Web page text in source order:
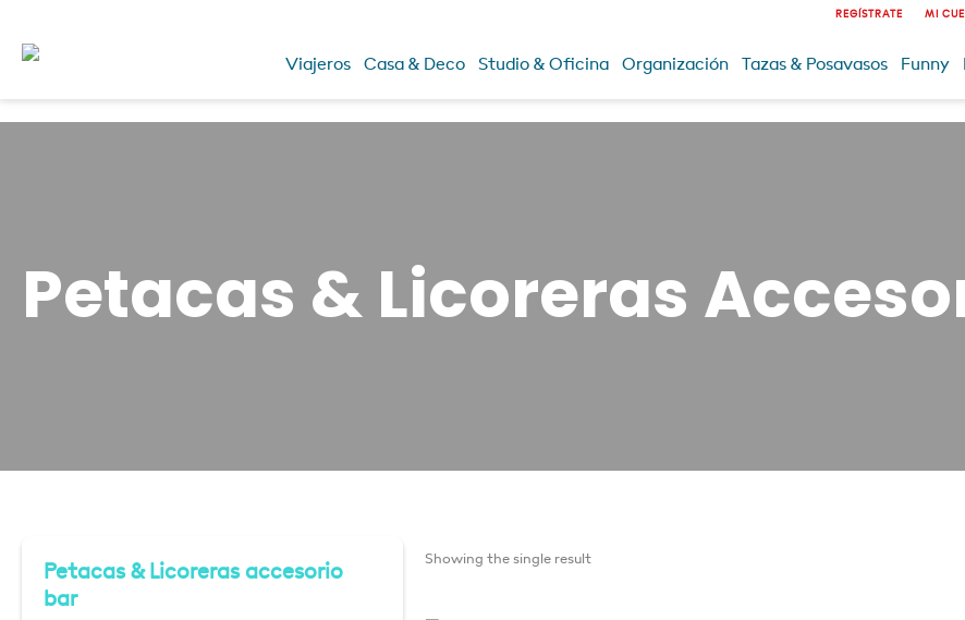
REGÍSTRATE MI
Viajeros Casa & Deco Studio & Oficina Organización Tazas & Posavasos Funny
Petacas & Licoreras
Petacas & Licoreras accesorio
bar
Showing the single result